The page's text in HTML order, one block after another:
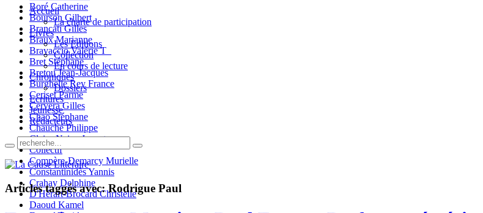
Boré Catherine
Bourson Gilbert
Brancati Gilles
Braux Marianne
Bravaccio Valérie T_
Bret Stéphane
Bretou Jean-Jacques
Burghelle Rey France
Ceriset Parme
Cervera Gilles
Chao Stéphane
Chauché Philippe
Claire-Neige Jaunet
Collectif
Compère-Demarcy Murielle
Constantinidès Yannis
Crahay Delphine
D'Hérart-Brocard Christelle
Daoud Kamel
Accueil
La charte de participation
Livres
Les Editions
Collection
En cours de lecture
Chroniques
Dossiers
Ecritures
Jeunesse
Rédacteurs
Articles taggés avec: Rodrigue Paul